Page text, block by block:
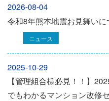
2026-08-04
令和8年熊本地震お見舞いに
ニュース
2025-10-29
【管理組合様必見！！】
でもわかるマンション改修